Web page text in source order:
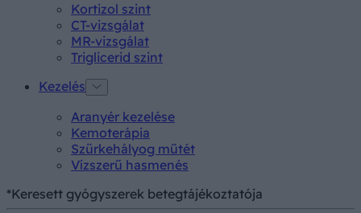
Kortizol szint
CT-vizsgálat
MR-vizsgálat
Triglicerid szint
Kezelés
Aranyér kezelése
Kemoterápia
Szürkehályog műtét
Vízszerű hasmenés
*Keresett gyógyszerek betegtájékoztatója